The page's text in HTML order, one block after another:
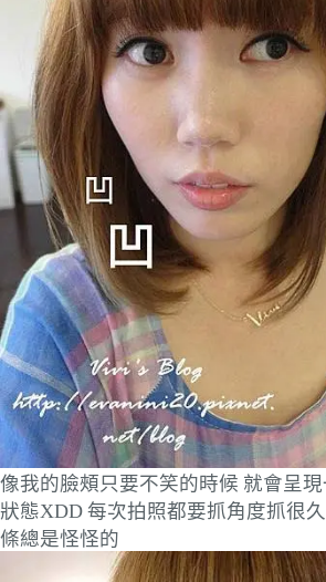
像我的臉頰只要不笑的時候 就會呈
狀態XDD 每次拍照都要抓角度抓很久
條總是怪怪的